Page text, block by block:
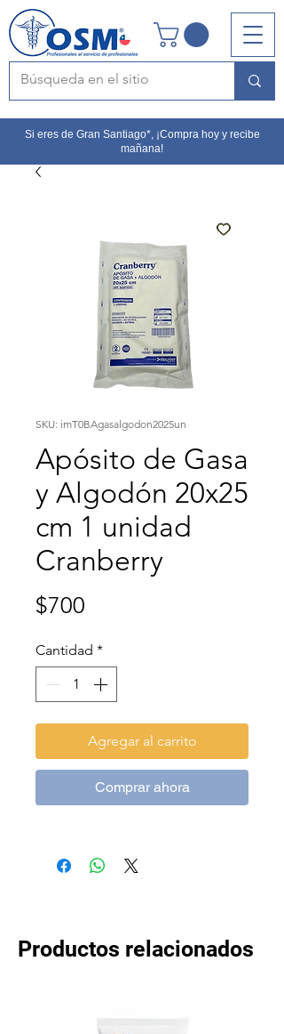
Si eres de Gran Santiago*, ¡Compra hoy y recibe
mañana!
SKU: imT0BAgasalgodon2025un
Apósito de Gasa
y Algodón 20x25
cm 1 unidad
Cranberry
$700
Cantidad *
Agregar al carrito
Comprar ahora
Productos relacionados